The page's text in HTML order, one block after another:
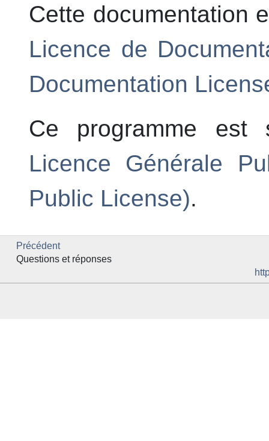
Cette documentation
Licence de
Documentation
Ce programme
Licence Générale
Public License).
Précédent
Questions et réponses